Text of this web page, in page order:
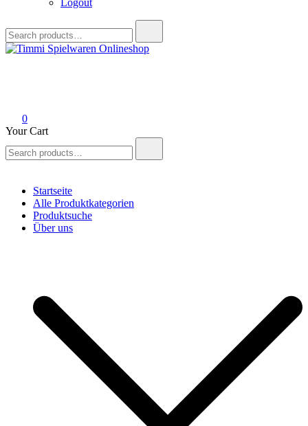
Logout
for:
0
Your Cart
for:
Startseite
Alle Produktkategorien
Produktsuche
Über uns